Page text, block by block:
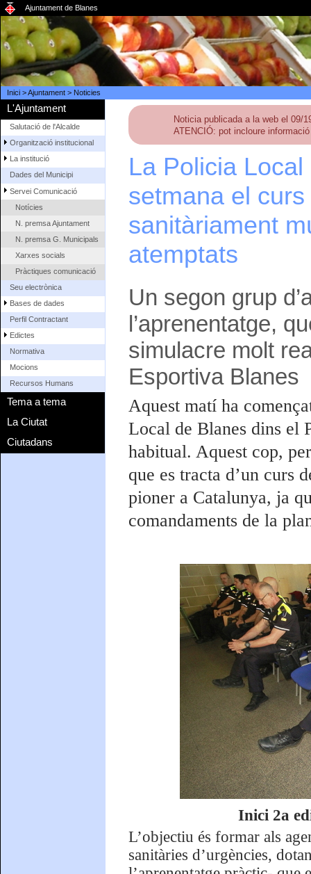
Ajuntament de Blanes
Inici>Ajuntament> Noticies
L'Ajuntament
Salutació de l'Alcalde
Organització institucional
La institució
Dades del Municipi
Servei Comunicació
Notícies
N. premsa Ajuntament
N. premsa G. Municipals
Xarxes socials
Pràctiques comunicació
Seu electrònica
Bases de dades
Perfil Contractant
Edictes
Normativa
Mocions
Recursos Humans
Tema a tema
La Ciutat
Ciutadans
Noticia publicada a la web el 09/
ATENCIÓ: pot incloure
La Policia
setmana el
sanitàriament
atemptats
Un segon grup
l’aprenentatge,
simulacre molt
Esportiva Blanes
Aquest matí ha
Local de Blanes dins el
habitual. Aquest cop,
que es tracta d’un curs
pioner a Catalunya, ja
comandaments de la
Inici 2a
L’objectiu és formar als
sanitàries d’urgències,